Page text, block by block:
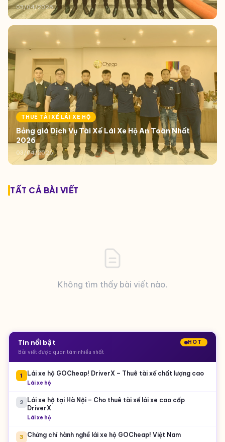
03/04/2026
THUÊ TÀI XẾ LÁI XE HỘ
Bảng giá Dịch Vụ Tài Xế Lái Xe Hộ An Toàn Nhất
2026
03/04/2026
TẤT CẢ BÀI VIẾT
Không tìm thấy bài viết nào.
Tin nổi bật
HOT
Bài viết được quan tâm nhiều nhất
1 Lái xe hộ GOCheap! DriverX – Thuê tài xế chất lượng cao
Lái xe hộ
2 Lái xe hộ tại Hà Nội – Cho thuê tài xế lái xe cao cấp
DriverX
Lái xe hộ
3 Chứng chỉ hành nghề lái xe hộ GOCheap! Việt Nam